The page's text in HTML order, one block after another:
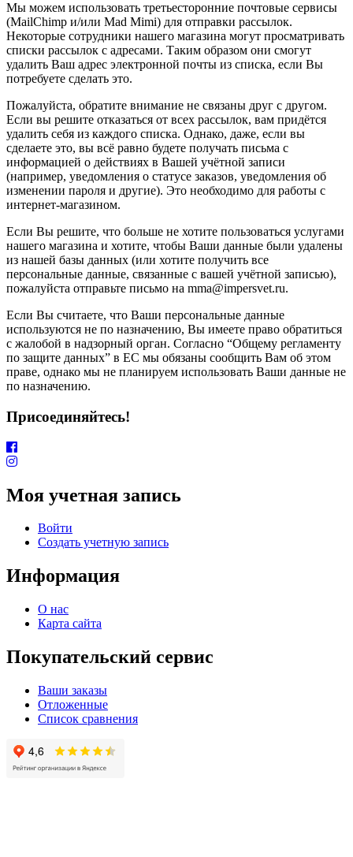
Мы можем использовать третьесторонние почтовые сервисы
(MailChimp и/или Mad Mimi) для отправки рассылок.
Некоторые сотрудники нашего магазина могут просматривать
списки рассылок с адресами. Таким образом они смогут
удалить Ваш адрес электронной почты из списка, если Вы
потребуете сделать это.
Пожалуйста, обратите внимание не связаны друг с другом.
Если вы решите отказаться от всех рассылок, вам придётся
удалить себя из каждого списка. Однако, даже, если вы
сделаете это, вы всё равно будете получать письма с
информацией о действиях в Вашей учётной записи
(например, уведомления о статусе заказов, уведомления об
изменении пароля и другие). Это необходимо для работы с
интернет-магазином.
Если Вы решите, что больше не хотите пользоваться услугами
нашего магазина и хотите, чтобы Ваши данные были удалены
из нашей базы данных (или хотите получить все
персональные данные, связанные с вашей учётной записью),
пожалуйста отправьте письмо на mma@impersvet.ru.
Если Вы считаете, что Ваши персональные данные
используются не по назначению, Вы имеете право обратиться
с жалобой в надзорный орган. Согласно “Общему регламенту
по защите данных” в ЕС мы обязаны сообщить Вам об этом
праве, однако мы не планируем использовать Ваши данные не
по назначению.
Присоединяйтесь!
Моя учетная запись
Войти
Создать учетную запись
Информация
О нас
Карта сайта
Покупательский сервис
Ваши заказы
Отложенные
Список сравнения